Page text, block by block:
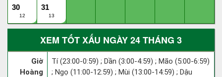
30
12
31
13
XEM TỐT XẤU NGÀY 24 THÁNG 3
Giờ
Hoàng
Tí (23:00-0:59) ; Dần (3:00-4:59) ; Mão (5:00-6:59)
; Ngọ (11:00-12:59) ; Mùi (13:00-14:59) ; Dậu